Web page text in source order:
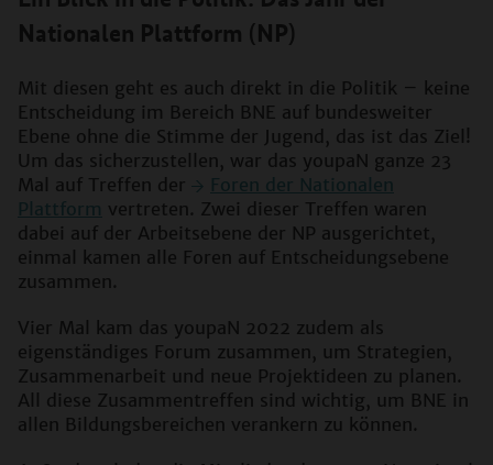
Nationalen Plattform (NP)
Mit diesen geht es auch direkt in die Politik – keine
Entscheidung im Bereich BNE auf bundesweiter
Ebene ohne die Stimme der Jugend, das ist das Ziel!
Um das sicherzustellen, war das youpaN ganze 23
Mal auf Treffen der
Foren der Nationalen
Plattform vertreten. Zwei dieser Treffen waren
dabei auf der Arbeitsebene der NP ausgerichtet,
einmal kamen alle Foren auf Entscheidungsebene
zusammen.
Vier Mal kam das youpaN 2022 zudem als
eigenständiges Forum zusammen, um Strategien,
Zusammenarbeit und neue Projektideen zu planen.
All diese Zusammentreffen sind wichtig, um BNE in
allen Bildungsbereichen verankern zu können.